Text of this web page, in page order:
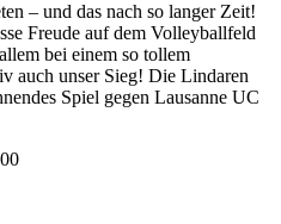
– und das nach so langer Zeit!
Freude auf dem Volleyballfeld
bei einem so tollem
auch unser Sieg! Die Lindaren
Spiel gegen Lausanne UC